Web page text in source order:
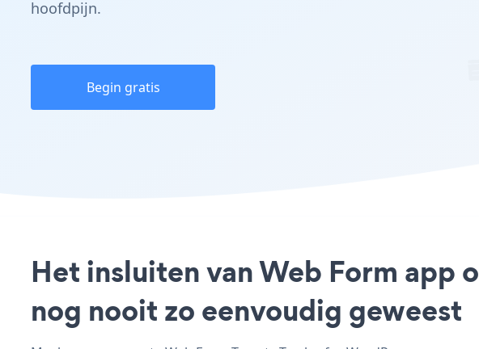
hoofdpijn.
Begin gratis
Het insluiten van Web Form app
nog nooit zo eenvoudig geweest